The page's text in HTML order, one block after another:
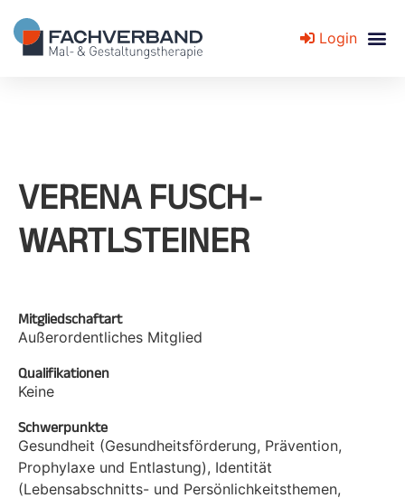
Login
VERENA FUSCH-
WARTLSTEINER
Mitgliedschaftart
Außerordentliches Mitglied
Qualifikationen
Keine
Schwerpunkte
Gesundheit (Gesundheitsförderung, Prävention,
Prophylaxe und Entlastung), Identität
(Lebensabschnitts- und Persönlichkeitsthemen,